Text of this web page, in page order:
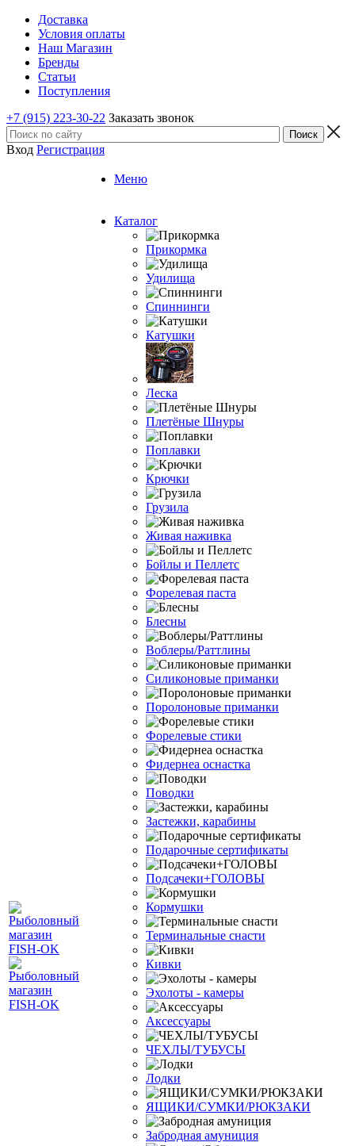
Доставка
Условия оплаты
Наш Магазин
Бренды
Статьи
Поступления
+7 (915) 223-30-22 Заказать звонок
Вход Регистрация
Меню
Каталог
Прикормка
Удилища
Спиннинги
Катушки
Леска
Плетёные Шнуры
Поплавки
Крючки
Грузила
Живая наживка
Бойлы и Пеллетс
Форелевая паста
Блесны
Воблеры/Раттлины
Силиконовые приманки
Поролоновые приманки
Форелевые стики
Фидернеа оснастка
Поводки
Застежки, карабины
Подарочные сертификаты
Подсачеки+ГОЛОВЫ
Кормушки
Терминальные снасти
Кивки
Эхолоты - камеры
Аксессуары
ЧЕХЛЫ/ТУБУСЫ
Лодки
ЯЩИКИ/СУМКИ/РЮКЗАКИ
Забродная амуниция